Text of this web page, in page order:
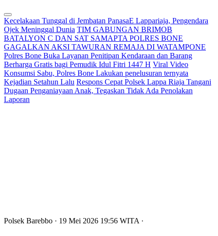
Kecelakaan Tunggal di Jembatan PanasaE Lappariaja, Pengendara
Ojek Meninggal Dunia TIM GABUNGAN BRIMOB
BATALYON C DAN SAT SAMAPTA POLRES BONE
GAGALKAN AKSI TAWURAN REMAJA DI WATAMPONE
Polres Bone Buka Layanan Penitipan Kendaraan dan Barang
Berharga Gratis bagi Pemudik Idul Fitri 1447 H Viral Video
Konsumsi Sabu, Polres Bone Lakukan penelusuran ternyata
Kejadian Setahun Lalu Respons Cepat Polsek Lappa Riaja Tangani
Dugaan Penganiayaan Anak, Tegaskan Tidak Ada Penolakan
Laporan
Polsek Barebbo · 19 Mei 2026 19:56 WITA ·